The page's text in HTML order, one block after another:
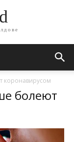
коронавирусом
болеют